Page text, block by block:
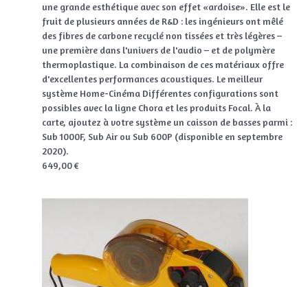
une grande esthétique avec son effet «ardoise». Elle est le
fruit de plusieurs années de R&D : les ingénieurs ont mêlé
des fibres de carbone recyclé non tissées et très légères –
une première dans l'univers de l'audio – et de polymère
thermoplastique. La combinaison de ces matériaux offre
d'excellentes performances acoustiques. Le meilleur
système Home-Cinéma Différentes configurations sont
possibles avec la ligne Chora et les produits Focal. À la
carte, ajoutez à votre système un caisson de basses parmi :
Sub 1000F, Sub Air ou Sub 600P (disponible en septembre
2020).
649,00 €